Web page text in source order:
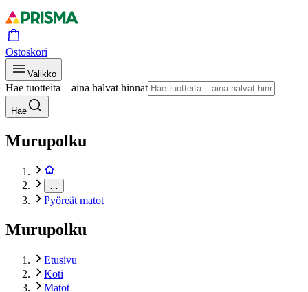
Ostoskori
Valikko
Hae tuotteita – aina halvat hinnat
Hae
Murupolku
Pyöreät matot
Murupolku
Etusivu
Koti
Matot